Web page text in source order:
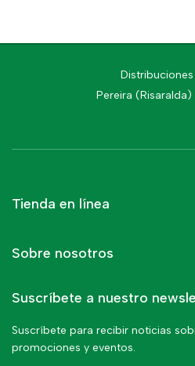
Pereira
Tienda en línea
Sobre nosotros
Suscríbete a nuestro
Suscríbete para recibir noticias
promociones y eventos.